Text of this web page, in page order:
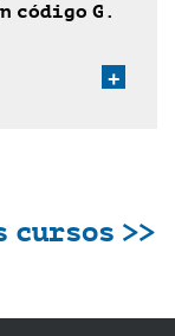
código G.
+
cursos >>